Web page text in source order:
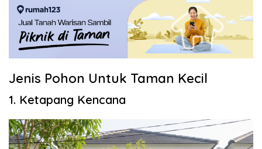
Jenis Pohon Untuk Taman Kecil
1. Ketapang Kencana